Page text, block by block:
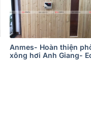
Anmes- Hoàn thiện
xông hơi Anh Giang-